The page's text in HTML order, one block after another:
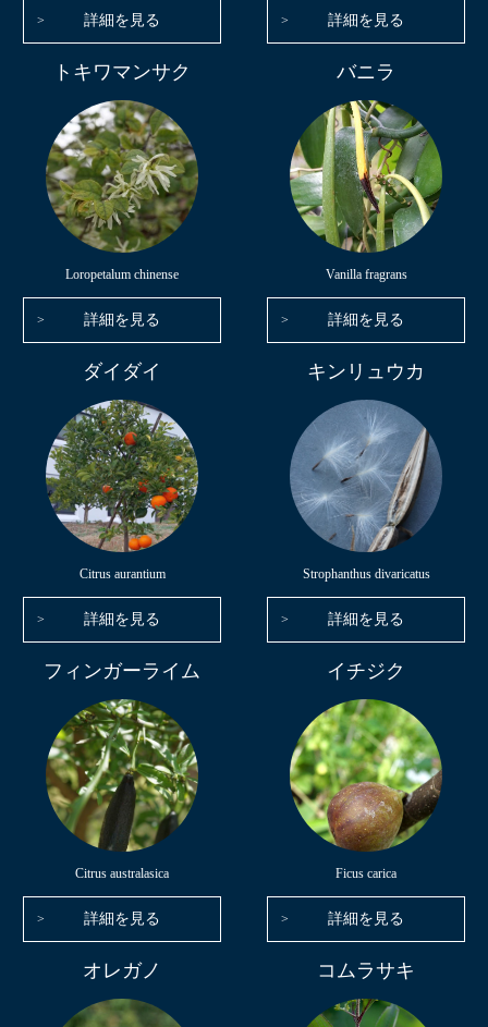
詳細を見る 詳細を見る
トキワマンサク
Loropetalum chinense
詳細を見る
バニラ
Vanilla fragrans
詳細を見る
ダイダイ
Citrus aurantium
詳細を見る
キンリュウカ
Strophanthus divaricatus
詳細を見る
フィンガーライム
Citrus australasica
詳細を見る
イチジク
Ficus carica
詳細を見る
オレガノ コムラサキ